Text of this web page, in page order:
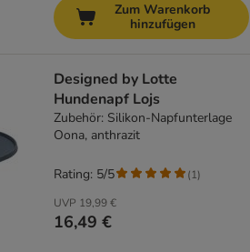
Zum Warenkorb
hinzufügen
Designed by Lotte
Hundenapf Lojs
Zubehör: Silikon-Napfunterlage
Oona, anthrazit
UVP 19,99 €
16,49 €
Rating: 5/5 (1)